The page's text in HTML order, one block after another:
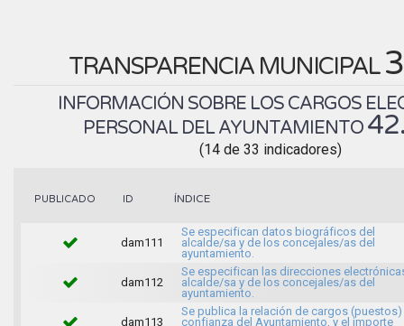
TRANSPARENCIA MUNICIPAL
INFORMACIÓN SOBRE LOS CARGOS
PERSONAL DEL AYUNTAMIENTO
(14 de 33 indicadores)
PUBLICADO ID ÍNDICE
dam111
Se especifican datos biográficos del
alcalde/sa y de los concejales/as del
ayuntamiento.
dam112
Se especifican las direcciones
alcalde/sa y de los concejales/as del
ayuntamiento.
dam113
Se publica la relación de cargos
confianza del Ayuntamiento, y el importe